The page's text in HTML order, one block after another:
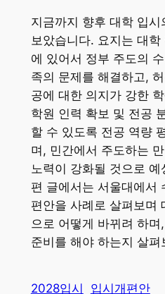
지금까지 향후 대학 입
보았습니다. 요지는 대
에 있어서 정부 주도의
족의 문제를 해결하고,
공에 대한 의지가 강한
학원 인력 확보 및 전공
할 수 있도록 전공 역량
며, 민간에서 주도하는
노력이 강화될 것으로
편 글에서는 서울대에서
편안을 사례로 살펴보며
으로 어떻게 바뀌려 하며
준비를 해야 하는지 살펴
2028입시 입시개편안